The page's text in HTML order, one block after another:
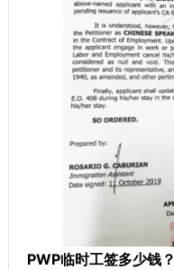
PWP临时工签多少钱？